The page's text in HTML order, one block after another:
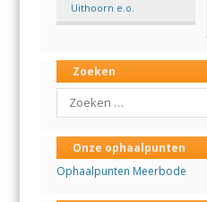
Uithoorn e.o.
Zoeken
Search
Onze ophaalpunten
Ophaalpunten Meerbode